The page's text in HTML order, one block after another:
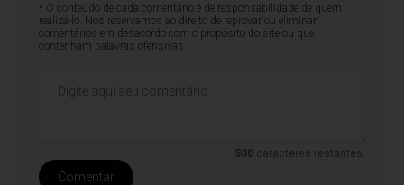
* O conteúdo de cada comentário é de responsabilidade de quem
realizá-lo. Nos reservamos ao direito de reprovar ou eliminar
comentários em desacordo com o propósito do site ou que
contenham palavras ofensivas.
500 caracteres restantes.
Comentar